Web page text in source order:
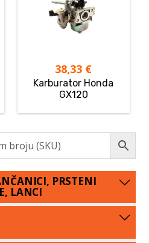
38,33 €
Karburator Honda
GX120
PRSTENI
LANCI